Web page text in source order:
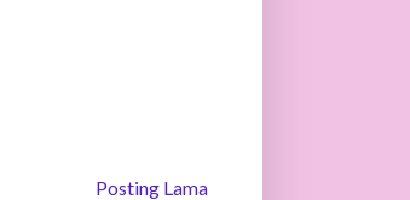
Posting Lama